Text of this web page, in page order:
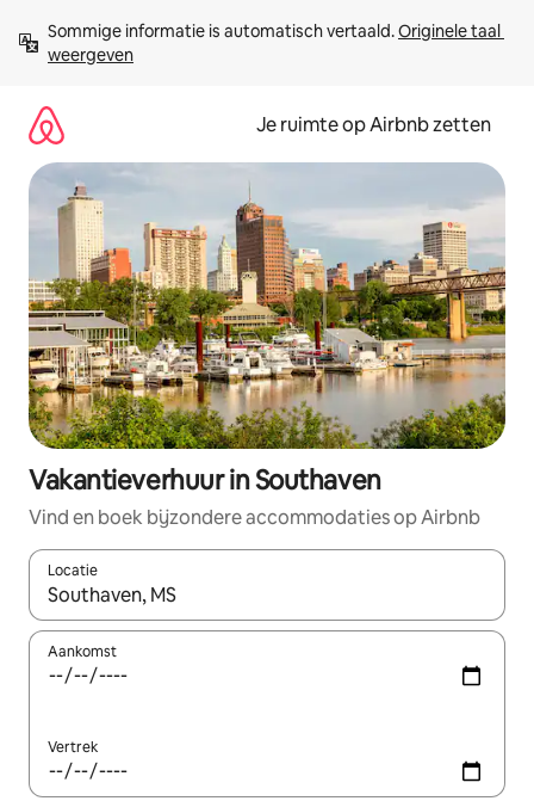
direct
naar
Sommige informatie is automatisch vertaald. Originele taal
weergeven
Je ruimte op Airbnb zetten
Vakantieverhuur in Southaven
Vind en boek bijzondere accommodaties op Airbnb
Locatie
Wanneer er suggesties beschikbaar zijn, maak je een keuze
Aankomst
Vertrek